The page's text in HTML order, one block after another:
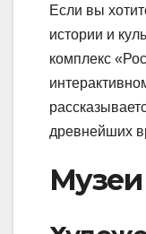
Если вы
истории и
комплекс
древнейших
Музеи